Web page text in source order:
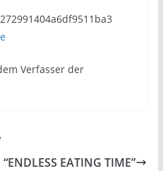
Verfasser der
“ENDLESS EATING TIME”